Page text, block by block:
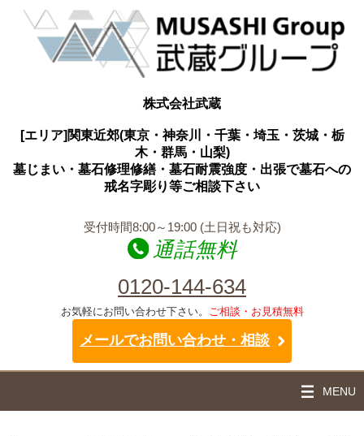
株式会社武蔵
[エリア]関東近郊(東京・神奈川・千葉・埼玉・茨城・栃
木・群馬・山梨)
墓じまい・墓石修理修繕・墓石耐震強度・出張で墓石への
戒名字彫り等ご相談下さい
受付時間8:00～19:00 (土日祝も対応)
通話無料
0120-144-634
お気軽にお問い合わせ下さい。 ご相談・お見積無料
メールでお問い合わせ・相談
MENU